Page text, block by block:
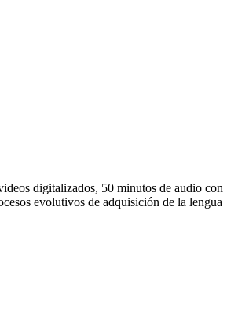
digitalizados, 50 minutos de audio con
evolutivos de adquisición de la lengua